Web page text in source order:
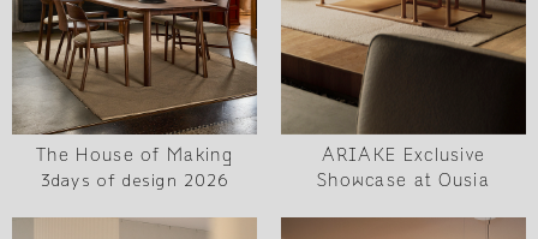
The House of Making
3days of design 2026
ARIAKE Exclusive
Showcase at Ousia